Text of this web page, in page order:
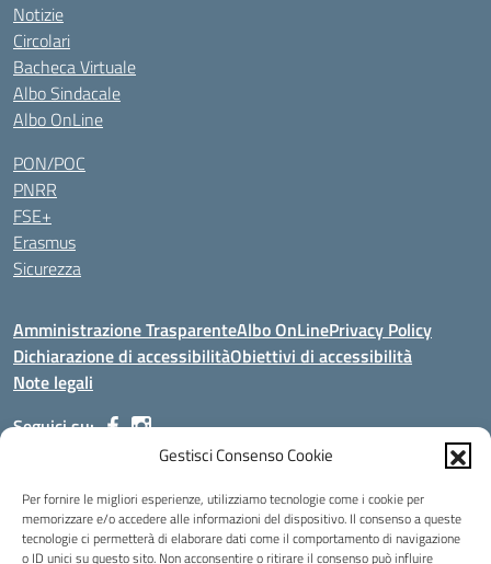
Gestisci Consenso Cookie
Per fornire le migliori esperienze, utilizziamo tecnologie come i cookie per
memorizzare e/o accedere alle informazioni del dispositivo. Il consenso a queste
tecnologie ci permetterà di elaborare dati come il comportamento di navigazione
o ID unici su questo sito. Non acconsentire o ritirare il consenso può influire
Notizie
Circolari
Bacheca Virtuale
Albo Sindacale
Albo OnLine
PON/POC
PNRR
FSE+
Erasmus
Sicurezza
Amministrazione TrasparenteAlbo OnLinePrivacy Policy
Dichiarazione di accessibilitàObiettivi di accessibilità
Note legali
Seguici su:
Indirizzo:Via Malagrida, 3 - 22017 Menaggio (CO)
Centralino:+39 0344.32.539 Email:cois00100g@istruzione.it
Posta elettronica certificata (PEC):cois00100g@pec.istruzione.it